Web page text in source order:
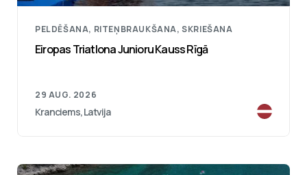
PELDĒŠANA, RITEŅBRAUKŠANA, SKRIEŠANA
Eiropas Triatlona Junioru Kauss Rīgā
29 AUG. 2026
Kranciems, Latvija